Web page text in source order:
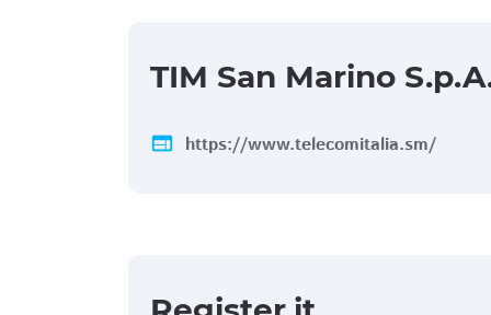
TIM San Marino
web https://www.telecomitalia.sm/